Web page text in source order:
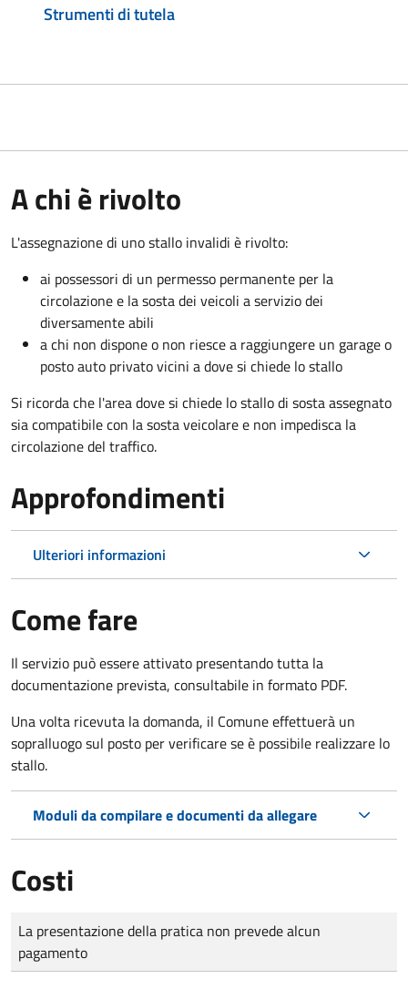
Strumenti di tutela
A chi è rivolto
L'assegnazione di uno stallo invalidi è rivolto:
ai possessori di un permesso permanente per la
circolazione e la sosta dei veicoli a servizio dei
diversamente abili
a chi non dispone o non riesce a raggiungere un garage o
posto auto privato vicini a dove si chiede lo stallo
Si ricorda che l'area dove si chiede lo stallo di sosta assegnato
sia compatibile con la sosta veicolare e non impedisca la
circolazione del traffico.
Approfondimenti
Ulteriori informazioni
Come fare
Il servizio può essere attivato presentando tutta la
documentazione prevista, consultabile in formato PDF.
Una volta ricevuta la domanda, il Comune effettuerà un
sopralluogo sul posto per verificare se è possibile realizzare lo
stallo.
Moduli da compilare e documenti da allegare
Costi
Tipo di pagamento
Importo
La presentazione della pratica non prevede alcun
pagamento